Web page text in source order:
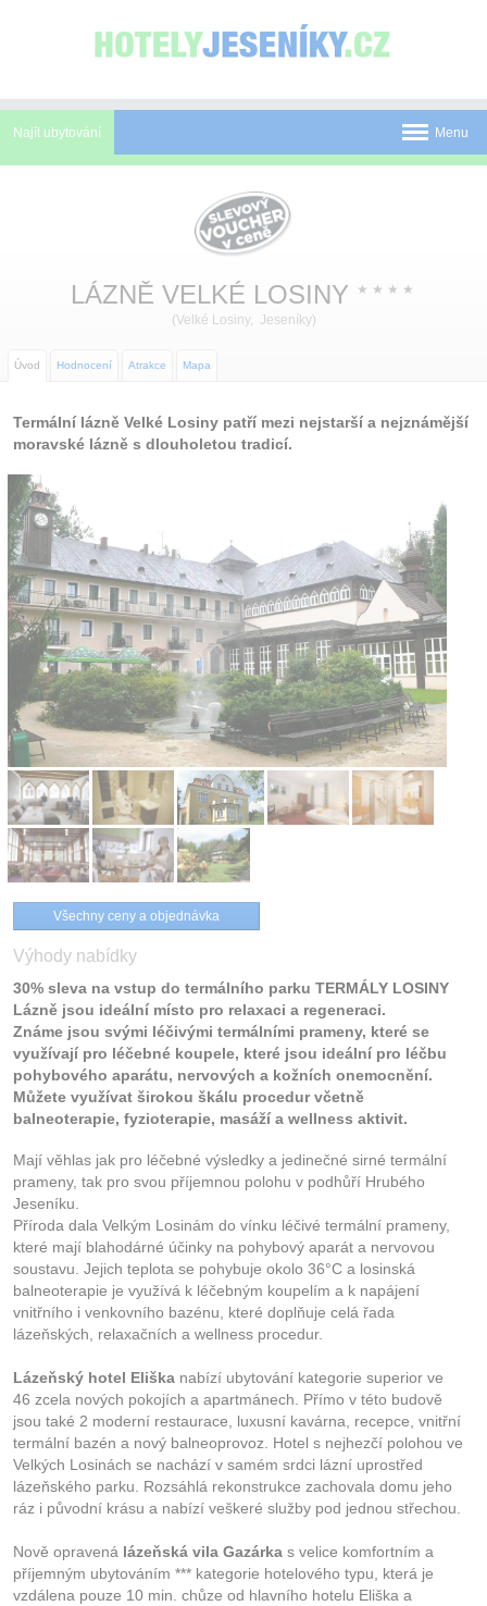
Najít ubytování
O Jeseníkách
Menu
LÁZNĚ VELKÉ LOSINY ★ ★ ★ ★
(Velké Losiny, Jeseníky)
Úvod Hodnocení Atrakce Mapa
Termální lázně Velké Losiny patří mezi nejstarší a nejznámější
moravské lázně s dlouholetou tradicí.
Všechny ceny a objednávka
Výhody nabídky
30% sleva na vstup do termálního parku TERMÁLY LOSINY
Lázně jsou ideální místo pro relaxaci a regeneraci.
Známe jsou svými léčivými termálními prameny, které se
využívají pro léčebné koupele, které jsou ideální pro léčbu
pohybového aparátu, nervových a kožních onemocnění.
Můžete využívat širokou škálu procedur včetně
balneoterapie, fyzioterapie, masáží a wellness aktivit.
Mají věhlas jak pro léčebné výsledky a jedinečné sirné termální
prameny, tak pro svou příjemnou polohu v podhůří Hrubého
Jeseníku.
Příroda dala Velkým Losinám do vínku léčivé termální prameny,
které mají blahodárné účinky na pohybový aparát a nervovou
soustavu. Jejich teplota se pohybuje okolo 36°C a losinská
balneoterapie je využívá k léčebným koupelím a k napájení
vnitřního i venkovního bazénu, které doplňuje celá řada
lázeňských, relaxačních a wellness procedur.
Lázeňský hotel Eliška nabízí ubytování kategorie superior ve
46 zcela nových pokojích a apartmánech. Přímo v této budově
jsou také 2 moderní restaurace, luxusní kavárna, recepce, vnitřní
termální bazén a nový balneoprovoz. Hotel s nejhezčí polohou ve
Velkých Losinách se nachází v samém srdci lázní uprostřed
lázeňského parku. Rozsáhlá rekonstrukce zachovala domu jeho
ráz i původní krásu a nabízí veškeré služby pod jednou střechou.
Nově opravená lázeňská vila Gazárka s velice komfortním a
příjemným ubytováním *** kategorie hotelového typu, která je
vzdálena pouze 10 min. chůze od hlavního hotelu Eliška a